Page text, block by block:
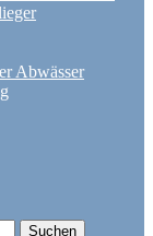
Abwässer